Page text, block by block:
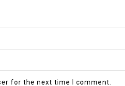
for the next time I comment.